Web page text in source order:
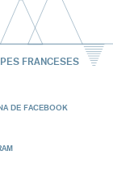
FRANCESES
DE FACEBOOK